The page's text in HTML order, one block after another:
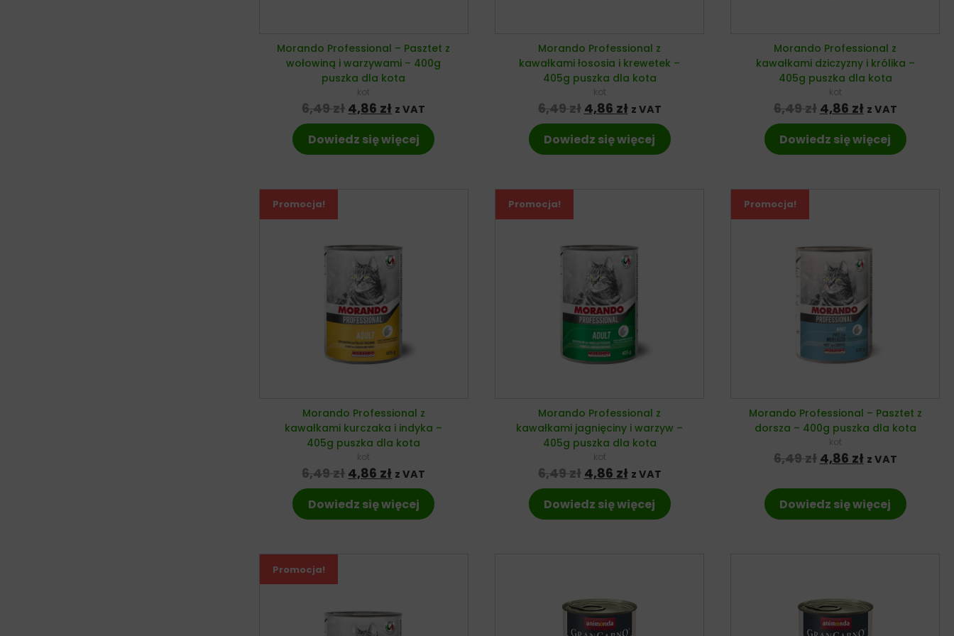
Morando Professional – Pasztet z
wołowiną i warzywami – 400g
puszka dla kota
kot
6,49zł Pierwotna cena wynosiła: 6,49 zł.
4,86 zł Aktualna cena wynosi: 4,86 zł.
z VAT
Dowiedz się więcej
Morando Professional z
kawałkami łososia i krewetek –
405g puszka dla kota
kot
6,49zł Pierwotna cena wynosiła: 6,49 zł.
4,86 złAktualna cena wynosi: 4,86 zł.
z VAT
Dowiedz się więcej
Morando Professional z
kawałkami dziczyzny i królika –
405g puszka dla kota
kot
6,49zł Pierwotna cena
4,86 złAktualna
z VAT
Dowiedz się więcej
Promocja!
Morando Professional z
kawałkami kurczaka i indyka –
405g puszka dla kota
kot
6,49zł Pierwotna cena wynosiła: 6,49 zł.
4,86 zł Aktualna cena wynosi: 4,86 zł.
z VAT
Dowiedz się więcej
Promocja!
Morando Professional z
kawałkami jagnięciny i warzyw –
405g puszka dla kota
kot
6,49zł Pierwotna cena wynosiła: 6,49 zł.
4,86 złAktualna cena wynosi: 4,86 zł.
z VAT
Dowiedz się więcej
Promocja!
Morando Professional – Pasztet z
dorsza – 400g puszka dla kota
kot
6,49zł Pierwotna cena
4,86 złAktualna
z VAT
Dowiedz się więcej
Promocja!